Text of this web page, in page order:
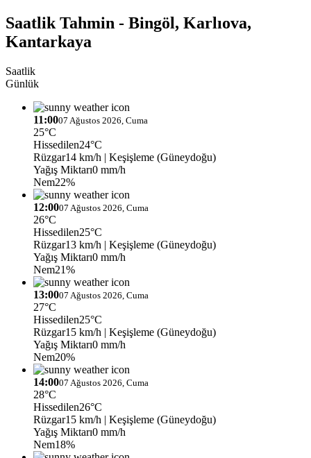
Saatlik Tahmin - Bingöl, Karlıova,
Kantarkaya
Saatlik
Günlük
11:0007 Ağustos 2026, Cuma
25°C
Hissedilen24°C
Rüzgar14 km/h | Keşişleme (Güneydoğu)
Yağış Miktarı0 mm/h
Nem22%
12:0007 Ağustos 2026, Cuma
26°C
Hissedilen25°C
Rüzgar13 km/h | Keşişleme (Güneydoğu)
Yağış Miktarı0 mm/h
Nem21%
13:0007 Ağustos 2026, Cuma
27°C
Hissedilen25°C
Rüzgar15 km/h | Keşişleme (Güneydoğu)
Yağış Miktarı0 mm/h
Nem20%
14:0007 Ağustos 2026, Cuma
28°C
Hissedilen26°C
Rüzgar15 km/h | Keşişleme (Güneydoğu)
Yağış Miktarı0 mm/h
Nem18%